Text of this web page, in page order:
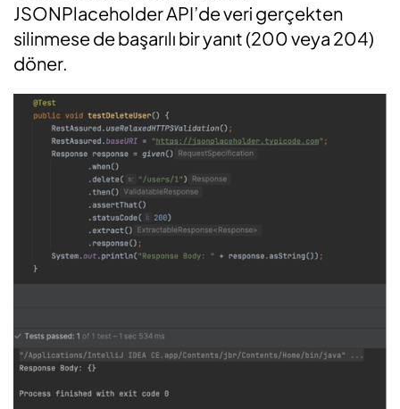
JSONPlaceholder API’de veri gerçekten
silinmese de başarılı bir yanıt (200 veya 204)
döner.